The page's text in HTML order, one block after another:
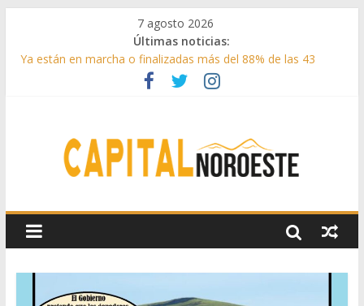
7 agosto 2026
Últimas noticias:
Ya están en marcha o finalizadas más del 88% de las 43
medidas urgentes para reconstruir la Sierra Oeste
Cerca de 33.000 asistentes en los espectáculos de la
kilos de forraje a las ganaderías afectadas por los incendios
de la Sierra Oeste
Guadarrama abre matricula 2026-2027 del Aula de
Humanidades